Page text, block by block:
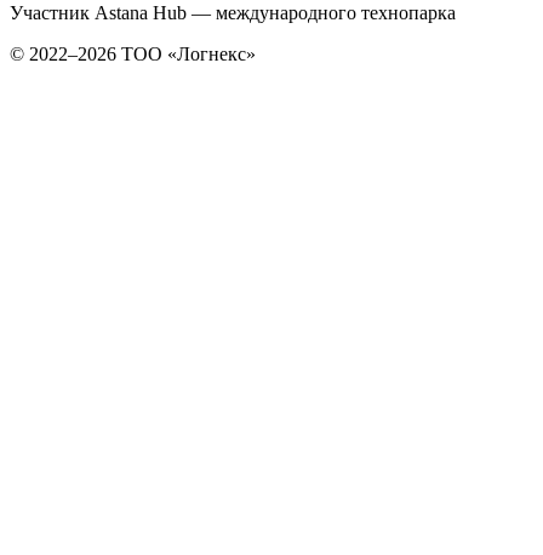
Участник Astana Hub — международного технопарка
© 2022–2026 TОО «Логнекс»